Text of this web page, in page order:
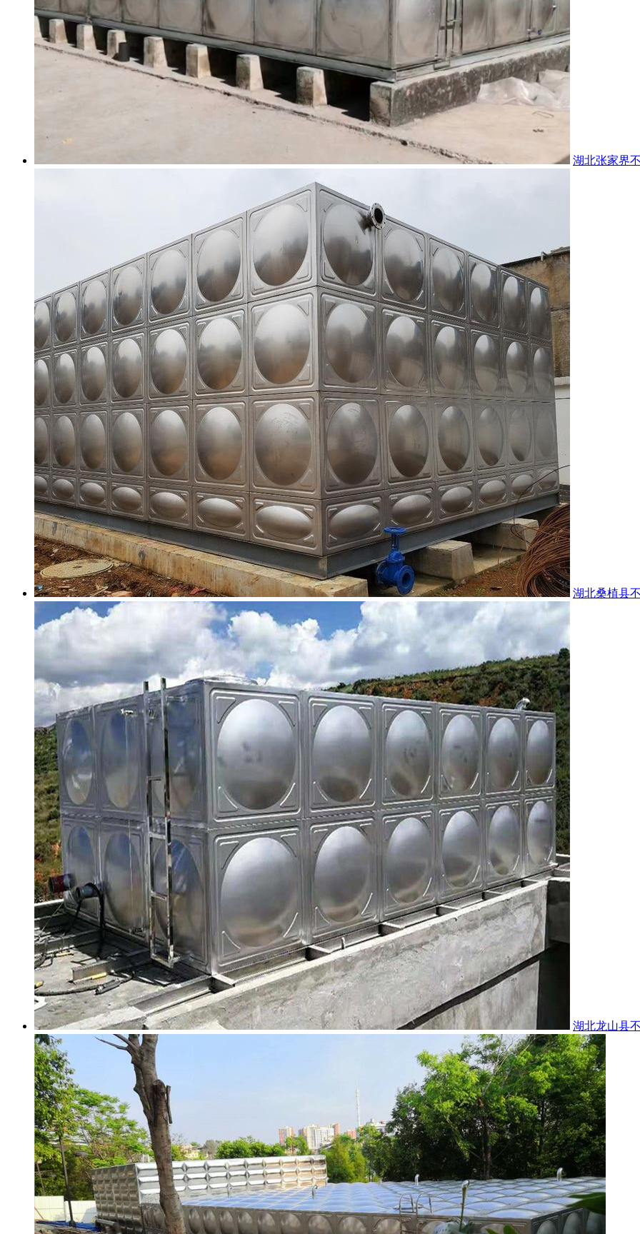
湖北张家界
湖北桑植县
湖北龙山县